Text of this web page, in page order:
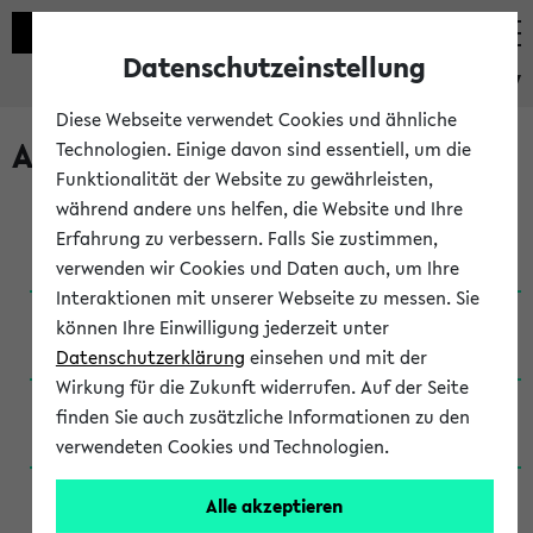
eKVV
Archivierte Studiengänge
Anglistik: British and American Studies / B.A.
(Einschreibung bis WiSe 16/17)
Anglistik: British and American Studies / B.A.
(Einschreibung bis SoSe 2015)
Anglistik: British and American Studies / B.A.
(Einschreibung bis SoSe 2013)
Anglistik: British and American Studies / Ba
(Einschreibung bis SoSe 2011)
Datenschutzeinstellung
Diese Webseite verwendet Cookies und ähnliche
Technologien. Einige davon sind essentiell, um die
Funktionalität der Website zu gewährleisten,
während andere uns helfen, die Website und Ihre
Erfahrung zu verbessern. Falls Sie zustimmen,
verwenden wir Cookies und Daten auch, um Ihre
Interaktionen mit unserer Webseite zu messen. Sie
können Ihre Einwilligung jederzeit unter
Datenschutzerklärung einsehen und mit der
Wirkung für die Zukunft widerrufen. Auf der Seite
finden Sie auch zusätzliche Informationen zu den
verwendeten Cookies und Technologien.
Alle akzeptieren